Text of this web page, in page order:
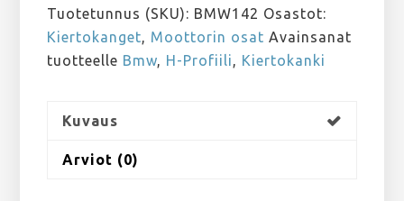
Profiilin
kiertokankisarja
määrä
Tuotetunnus (SKU): BMW142 Osastot:
Kiertokanget
Moottorin osat Avainsanat
tuotteelle Bmw H-Profiili Kiertokanki
Kuvaus
Arviot (0)